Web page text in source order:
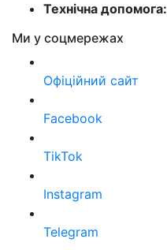
Технічна допомога:
Ми у соцмережах
Офіційний сайт
Facebook
TikTok
Instagram
Telegram